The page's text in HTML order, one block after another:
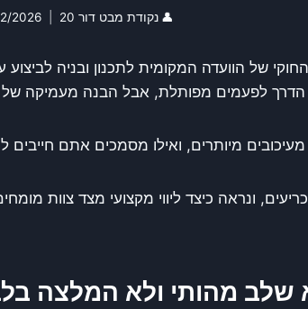
👤 נקודת מבט דור 20 2026
של הוועדה המקומית לתכנון ובניה
הדרך לפעמים מפותלת, אבל הבנה מעמיקה
מיותרים, ואילו מסמכים אתם חייבים
ונראה כיצד ליווי מקצועי מצד צוות
שלב מהותי ולא המלצה